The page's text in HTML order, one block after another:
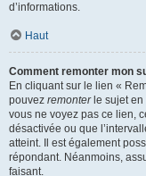
d’informations.
Haut
Comment remonter mon
En cliquant sur le lien «
pouvez remonterle sujet en
vous ne voyez pas ce lien,
désactivée ou que
atteint. Il est également
répondant. Néanmoins,
faisant.